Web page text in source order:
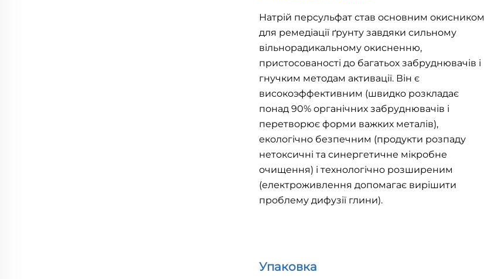
Натрій персульфат став основним окисником
для ремедіації ґрунту завдяки сильному
вільнорадикальному окисненню,
пристосованості до багатьох забруднювачів і
гнучким методам активації. Він є
високоэффективним (швидко розкладає
понад 90% органічних забруднювачів і
перетворює форми важких металів),
екологічно безпечним (продукти розпаду
нетоксичні та синергетичне мікробне
очищення) і технологічно розширеним
(електроживлення допомагає вирішити
проблему дифузії глини).
Упаковка